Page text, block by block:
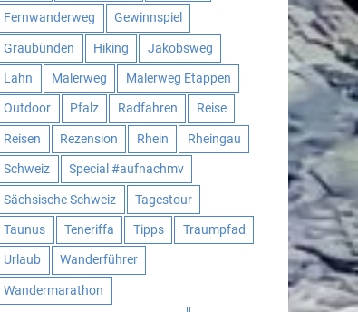
Fernwanderweg Gewinnspiel
Graubünden Hiking Jakobsweg
Lahn Malerweg Malerweg Etappen
Outdoor Pfalz Radfahren Reise
Reisen Rezension Rhein Rheingau
Schweiz Special #aufnachmv
Sächsische Schweiz Tagestour
Taunus Teneriffa Tipps Traumpfad
Urlaub Wanderführer
Wandermarathon